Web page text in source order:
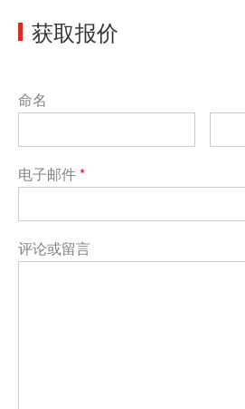
获取报价
命名
电子邮件*
评论或留言